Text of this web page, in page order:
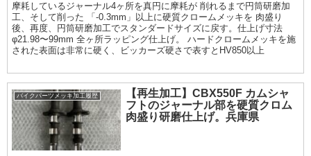
摩耗しているジャーナル4ヶ所を真円に摩耗が 削れるまで円筒研磨加
工、そして削った 「-0.3mm」以上に硬質クロームメッキを 肉盛り
後、再度、円筒研磨加工でスタンダードサイズに戻す。仕上げ寸法
φ21.98〜99mm 全ヶ所ラッピング仕上げ。 ハードクロームメッキを施
された表面は非常に硬く、ビッカーズ硬さで表すとHV850以上
バイクパーツメッキ加工履歴
【再生加工】CBX550F カムシャ
フトのジャーナル部を硬質クロム
肉盛り研磨仕上げ。兵庫県